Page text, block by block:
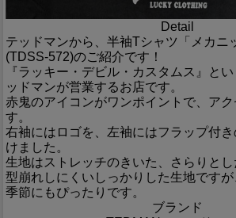
Detail
テッドマンから、半袖Tシャツ「メカニ
(TDSS-572)のご紹介です！
『ラッキー・デビル・カスタムス』と
ッドマンが営業するお店です。
赤鬼のアイコンがワンポイントで、ア
す。
右袖にはロゴを、左袖にはフラップ付
けました。
生地はストレッチのきいた、さらりとし
型崩れしにくいしっかりした生地です
季節にもぴったりです。
ブランド